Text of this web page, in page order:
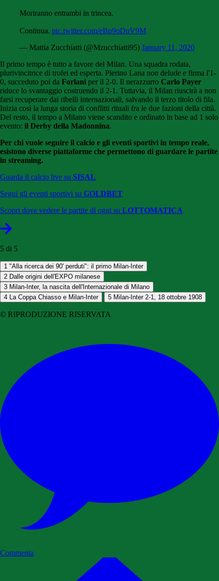
Moriranno entrambi in trincea.
Continua. pic.twitter.com/eBp9oDuV9M
— Mattia Zucchiatti (@Mzucchiatti95) January 11, 2020
Il primo tempo è tutto a favore del Milan. Una squadra rodata,
plurivincitrice di trofei ed esperta. Pierino Lana non delude e firma l'1-
0, succeduto poi da Forlani per il 2-0. Il nerazzurro Carlo Payer
riduce lo svantaggio costruendo il 2-1. Tuttavia, il Milan riuscirà a non
farsi recuperare dai ribelli internazionali, salvando il terzo titolo di fila.
Inizia così la lunga storia di conflitti rituali fra le due fazioni della città.
Del resto, il tempo a Milano viene scandito e ordinato in base ad 1 solo
evento: il Derby della Madonnina.
Per chi vuole seguire il calcio e gli eventi sportivi in tempo reale,
esistono diverse piattaforme che permettono di guardare le partite
in streaming.
Guarda il calcio live su SISAL
Segui gli eventi sportivi su GOLDBET
Scopri dove vedere le partite di oggi su LOTTOMATICA
5 di 5
1 "Alla ricerca dei 90' perduti": il primo Milan-Inter
2 Dalle origini dell'EXPO milanese
3 Milan-Inter, la nascita dell'Internazionale di Milano
4 La Coppa Chiasso e Milan-Inter 5 Milan-Inter 2-1, 18 ottobre 1908
© RIPRODUZIONE RISERVATA
Commenta